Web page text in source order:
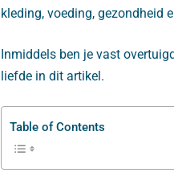
kleding, voeding, gezondheid
Inmiddels ben je vast
liefde in dit artikel.
Table of Contents